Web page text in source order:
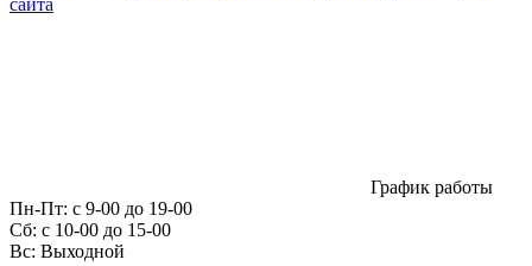
сайта
График работы
Пн-Пт: с 9-00 до 19-00
Сб: c 10-00 до 15-00
Вс: Выходной